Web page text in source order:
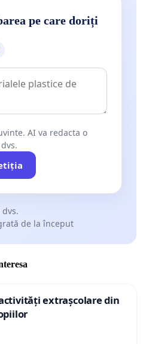
pe care doriți
AI va redacta o
de la început
extrașcolare din